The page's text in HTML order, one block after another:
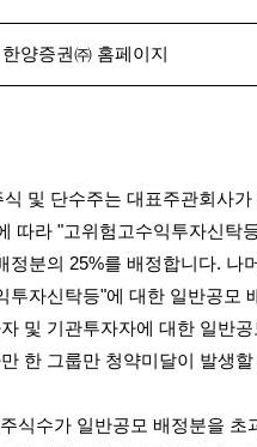
한양증권㈜ 홈페이지
및 단수주는 대표주관회사
따라 "고위험고수익투자신탁
정분의 25%를 배정합니다. 나
투자신탁등"에 대한 일반공모
및 기관투자자에 대한 일반
한 그룹만 청약미달이 발생
식수가 일반공모 배정분을 초